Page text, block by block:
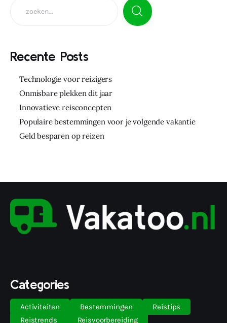
Recente Posts
Technologie voor reizigers
Onmisbare plekken dit jaar
Innovatieve reisconcepten
Populaire bestemmingen voor je volgende vakantie
Geld besparen op reizen
Categories
Activiteiten Bestemmingen
Reistips
Reistrends
Reisvoorbereiding